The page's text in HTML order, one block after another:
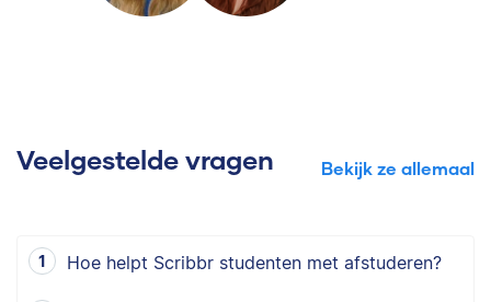
Veelgestelde vragen Bekijk ze allemaal
Hoe helpt Scribbr studenten met afstuderen?